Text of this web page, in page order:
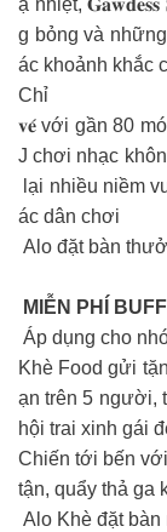
g bỏng và
ác khoảnh khắc
Chỉ
𝐯𝐞́ với gần 80
J chơi nhạc
lại nhiều niềm
ác dân chơi
Alo đặt bàn
MIỄN PHÍ
Áp dụng cho
Khè Food gửi
ạn trên 5 người,
hội trai xinh gái
Chiến tới bến
tận, quẩy thả ga
Alo Khè đặt